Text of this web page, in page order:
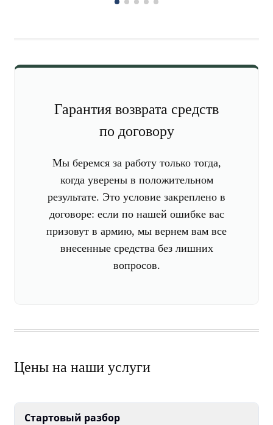
Гарантия возврата средств
по договору
Мы беремся за работу только тогда,
когда уверены в положительном
результате. Это условие закреплено в
договоре: если по нашей ошибке вас
призовут в армию, мы вернем вам все
внесенные средства без лишних
вопросов.
Цены на наши услуги
Стартовый разбор